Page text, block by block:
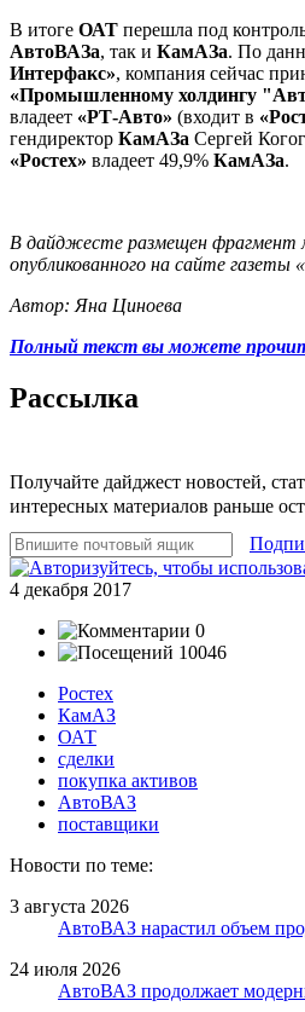
В итоге ОАТ перешла под
АвтоВАЗа, так и КамАЗа. По
Интерфакс», компания сейчас
«Промышленному холдингу
владеет «РТ-Авто» (входит в
гендиректор КамАЗа Сергей
«Ростех» владеет 49,9% КамАЗа.
В дайджесте размещен фрагмент
опубликованного на сайте
Автор: Яна Циноева
Полный текст вы можете
Рассылка
Получайте дайджест новостей,
интересных материалов раньше
4 декабря 2017
0
10046
Ростех
КамАЗ
ОАТ
сделки
покупка активов
АвтоВАЗ
поставщики
Новости по теме:
3 августа 2026
АвтоВАЗ нарастил объем
24 июля 2026
АвтоВАЗ продолжает